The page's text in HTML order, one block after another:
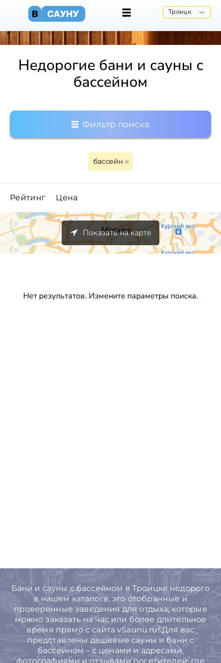
Троицк
Недорогие бани и сауны с
бассейном
Фильтр поиска
бассейн
Рейтинг Цена
Показать на карте
Нет результатов. Измените параметры поиска.
Бани и сауны с бассейном в Троицке недорого
в нашем каталоге, это отобранные и
проверенные заведения для отдыха, которые
можно заказать на час или более длительное
время прямо с сайта vSaunu.ru! Для вас
представлены дешевые сауны и бани с
бассейном – с ценами и адресами,
фотографиями и отзывами посетителей, где